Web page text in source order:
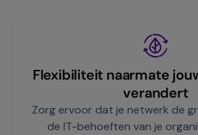
Flexibiliteit naarmate
verandert
Zorg ervoor dat je netwerk de
de IT-behoeften van je